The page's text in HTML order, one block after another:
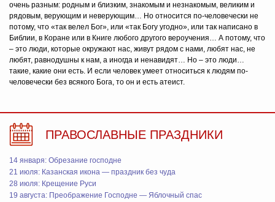
очень разным: родным и близким, знакомым и незнакомым, великим и
рядовым, верующим и неверующим… Но относится по-человечески не
потому, что «так велел Бог», или «так Богу угодно», или так написано в
Библии, в Коране или в Книге любого другого вероучения… А потому, что
– это люди, которые окружают нас, живут рядом с нами, любят нас, не
любят, равнодушны к нам, а иногда и ненавидят… Но – это люди…
такие, какие они есть. И если человек умеет относиться к людям по-
человечески без всякого Бога, то он и есть атеист.
ПРАВОСЛАВНЫЕ ПРАЗДНИКИ
14 января: Обрезание господне
21 июля: Казанская икона — праздник без чуда
28 июля: Крещение Руси
19 августа: Преображение Господне — Яблочный спас